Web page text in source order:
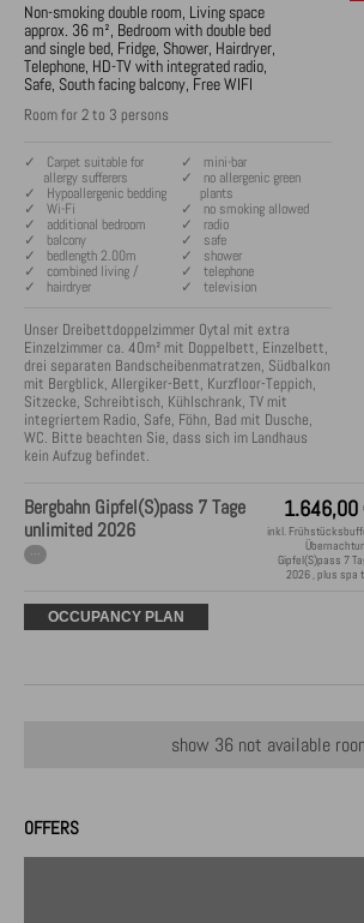
Non-smoking double room, Living space
approx. 36 m², Bedroom with double bed
and single bed, Fridge, Shower, Hairdryer,
Telephone, HD-TV with integrated radio,
Safe, South facing balcony, Free WIFI
Room for 2 to 3 persons
✓ Carpet suitable for
allergy sufferers
✓ Hypoallergenic bedding
✓ Wi-Fi
✓ additional bedroom
✓ balcony
✓ bedlength 2.00m
✓ combined living /
✓ hairdryer
✓ mini-bar
✓ no allergenic green
plants
✓ no smoking allowed
✓ radio
✓ safe
✓ shower
✓ telephone
✓ television
Unser Dreibettdoppelzimmer Oytal mit extra
Einzelzimmer ca. 40m² mit Doppelbett, Einzelbett,
drei separaten Bandscheibenmatratzen, Südbalkon
mit Bergblick, Allergiker-Bett, Kurzfloor-Teppich,
Sitzecke, Schreibtisch, Kühlschrank, TV mit
integriertem Radio, Safe, Föhn, Bad mit Dusche,
WC. Bitte beachten Sie, dass sich im Landhaus
kein Aufzug befindet.
Bergbahn Gipfel(S)pass 7 Tage
unlimited 2026
···
1.646,00
inkl.
Gipfel(S)pass 7
2026 , plus spa
OCCUPANCY PLAN
show 36 not available
OFFERS